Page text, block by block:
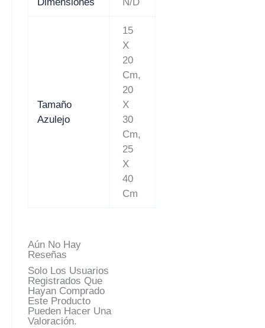
Dimensiones N/D
Tamaño
Azulejo
15
X
20
Cm,
20
X
30
Cm,
25
X
40
Cm
Aún No Hay
Reseñas
Solo Los Usuarios
Registrados Que
Hayan Comprado
Este Producto
Pueden Hacer Una
Valoración.